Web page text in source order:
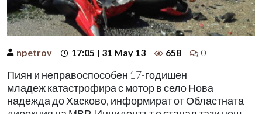
npetrov 17:05 | 31 May 13 658 0
Пиян и неправоспособен 17-годишен
младеж катастрофира с мотор в село Нова
надежда до Хасково, информират от Областната